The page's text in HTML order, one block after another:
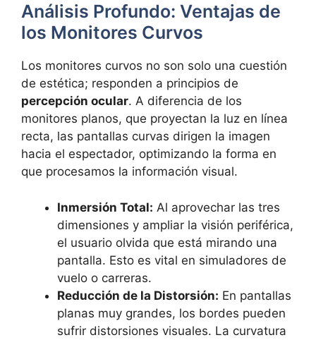
Análisis Profundo: Ventajas de
los Monitores Curvos
Los monitores curvos no son solo una cuestión
de estética; responden a principios de
percepción ocular. A diferencia de los
monitores planos, que proyectan la luz en línea
recta, las pantallas curvas dirigen la imagen
hacia el espectador, optimizando la forma en
que procesamos la información visual.
Inmersión Total: Al aprovechar las tres
dimensiones y ampliar la visión periférica,
el usuario olvida que está mirando una
pantalla. Esto es vital en simuladores de
vuelo o carreras.
Reducción de la Distorsión: En pantallas
planas muy grandes, los bordes pueden
sufrir distorsiones visuales. La curvatura